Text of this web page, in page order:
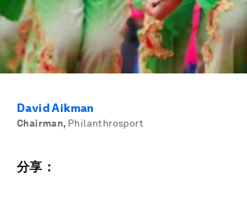
David Aikman
Chairman, Philanthrosport
分享：